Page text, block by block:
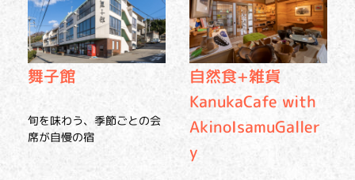
舞子館
旬を味わう、季節ごとの会
席が自慢の宿
自然食+雑貨
KanukaCafe with
AkinoIsamuGaller
y